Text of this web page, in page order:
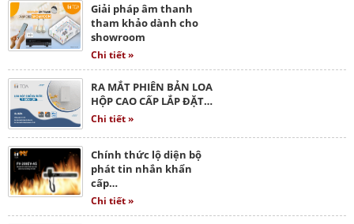
Giải pháp âm thanh
tham khảo dành cho
showroom
Chi tiết »
RA MẮT PHIÊN BẢN LOA
HỘP CAO CẤP LẮP ĐẶT…
Chi tiết »
Chính thức lộ diện bộ
phát tin nhắn khẩn
cấp…
Chi tiết »